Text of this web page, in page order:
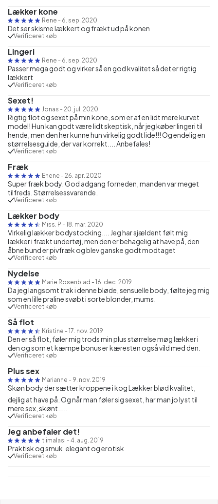
Lækker kone
Rene - 6. sep. 2020
Det ser skisme lækkert og frækt ud på konen
Verificeret køb
Lingeri
Rene - 6. sep. 2020
Passer mega godt og virker så en god kvalitet så det er rigtig
lækkert
Verificeret køb
Sexet!
Jonas - 20. jul. 2020
Rigtig flot og sexet på min kone, som er af en lidt mere kurvet
model! Hun kan godt være lidt skeptisk, når jeg køber lingeri til
hende, men den her kunne hun virkelig godt lide!!! Og endelig en
størrelsesguide, der var korrekt.... Anbefales!
Verificeret køb
Fræk
Ehene - 26. apr. 2020
Super fræk body. God adgang forneden, manden var meget
tilfreds. Størrelsessvarende.
Verificeret køb
Lækker body
Miss. P - 18. mar. 2020
Virkelig lækker bodystocking.... Jeg har sjældent følt mig
lækker i frækt undertøj, men den er behagelig at have på, den
åbne bund er pivfræk og blev ganske godt modtaget
Verificeret køb
Nydelse
Marie Rosenblad - 16. dec. 2019
Da jeg langsomt trak i denne bløde, sensuelle body, følte jeg mig
som en lille praline svøbt i sorte blonder, mums.
Verificeret køb
Så flot
Kristine - 17. nov. 2019
Den er så flot, føler mig trods min plus størrelse møg lækker i
den og som et kæmpe bonus er kæresten også vild med den.
Verificeret køb
Plus sex
Marianne - 9. nov. 2019
Skøn body der sætter kroppene i kog Lækker blød kvalitet,
dejlig at have på. Og når man føler sig sexet, har man jo lyst til
mere sex, skønt.....
Verificeret køb
Jeg anbefaler det!
tiimalasi - 4. aug. 2019
Praktisk og smuk, elegant og erotisk
Verificeret køb